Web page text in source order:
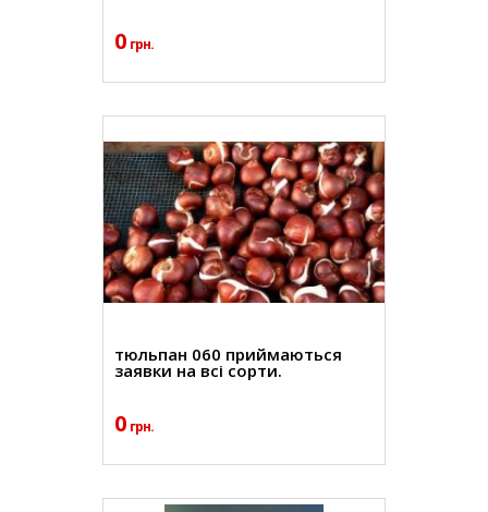
0 грн.
тюльпан 060 приймаються
заявки на всі сорти.
0 грн.